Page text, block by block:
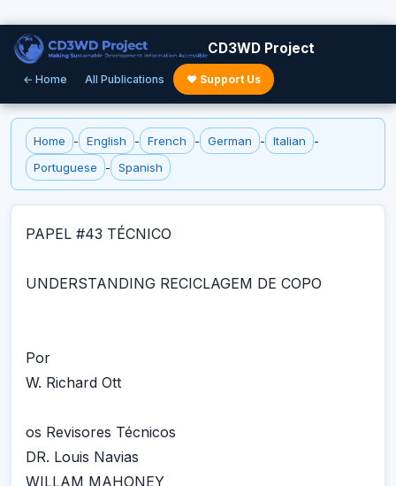
CD3WD Project
← Home All Publications ♥ Support Us
Home - English - French - German - Italian
-
Portuguese
- Spanish
PAPEL #43 TÉCNICO
UNDERSTANDING RECICLAGEM DE COPO
Por
W. Richard Ott
os Revisores Técnicos
DR. Louis Navias
WILLAM MAHONEY